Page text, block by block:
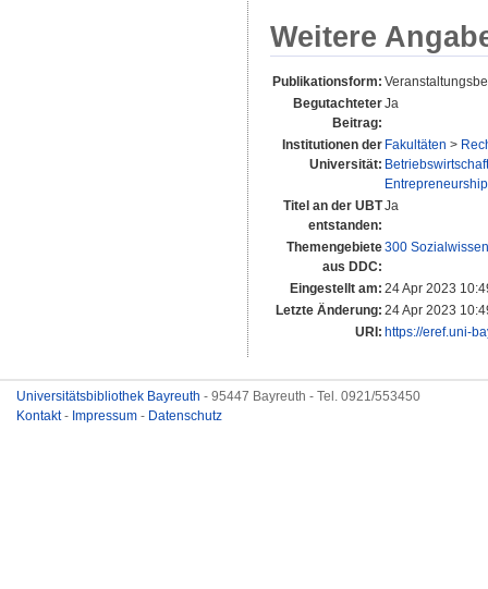
Weitere
Publikationsform:
Begutachteter
Beitrag:
Ja
Institutionen der
Universität:
Fakultäten >
Titel an der UBT
entstanden:
Ja
Themengebiete
aus DDC:
300
Eingestellt am: 24 Apr 2023
Letzte Änderung: 24 Apr 2023
URI: https://eref.uni-
Universitätsbibliothek Bayreuth - 95447 Bayreuth - Tel. 0921/553450
Kontakt- Impressum - Datenschutz